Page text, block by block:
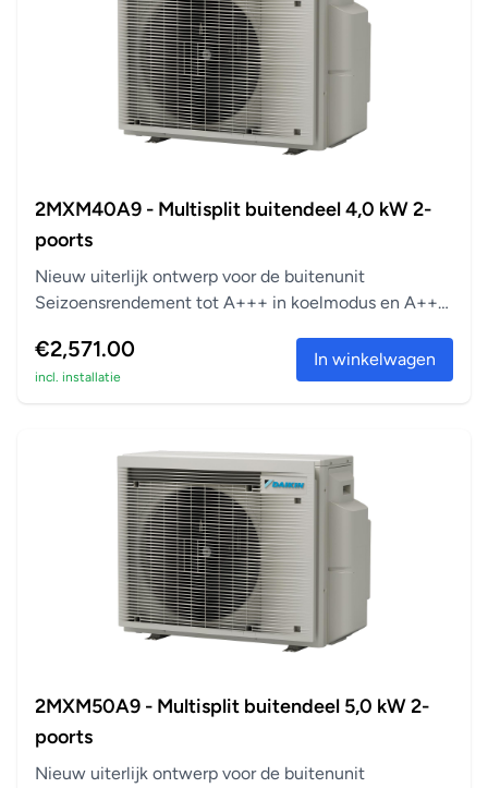
2MXM40A9 - Multisplit buitendeel 4,0 kW 2-
poorts
Nieuw uiterlijk ontwerp voor de buitenunit
Seizoensrendement tot A+++ in koelmodus en A++
€2,571.00
incl. installatie
In winkelwagen
2MXM50A9 - Multisplit buitendeel 5,0 kW 2-
poorts
Nieuw uiterlijk ontwerp voor de buitenunit